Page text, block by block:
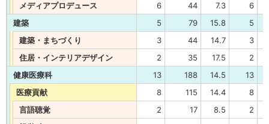
メディアプロデュース
6 44 7.3
6
建築
5 79 15.8
5
建築・まちづくり
3 44 14.7
3
住居・インテリアデザイン
2 35 17.5
2
健康医療科
13 188 14.5
13
医療貢献
8 115 14.4
8
言語聴覚
2 17 8.5
2